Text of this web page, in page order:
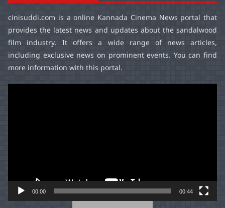
cinisuddi.com is a online Kannada Cinema News portal that
provides the latest news and updates about the sandalwood
film industry. It offers a wide range of news articles,
including exclusive news on prominent events. You can find
more information with this portal.
00:00 00:44